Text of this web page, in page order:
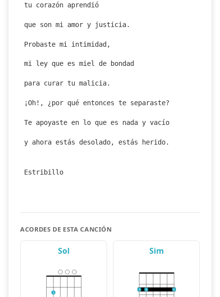
tu corazón aprendió
que son mi amor y justicia.
Probaste mi intimidad,
mi ley que es miel de bondad
para curar tu malicia.
¡Oh!, ¿por qué entonces te separaste?
Te apoyaste en lo que es nada y vacío
y ahora estás desolado, estás herido.
Estribillo
ACORDES DE ESTA CANCIÓN
Sol
1
Sim
1 1 1